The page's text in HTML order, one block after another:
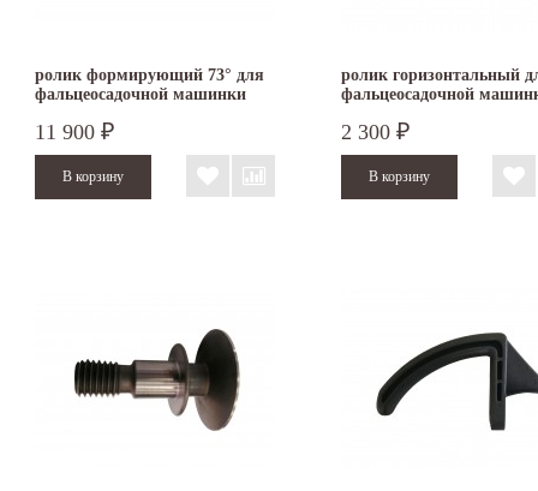
ролик формирующий 73° для
фальцеосадочной машинки
11 900 ₽
ролик горизонтальный
фальцеосадочной
2 300 ₽